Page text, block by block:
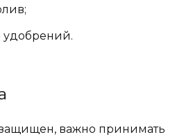
удобрений.
важно принимать